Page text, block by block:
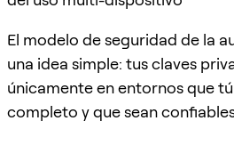
El modelo de seguridad de la
una idea simple: tus claves
únicamente en entornos que
completo y que sean